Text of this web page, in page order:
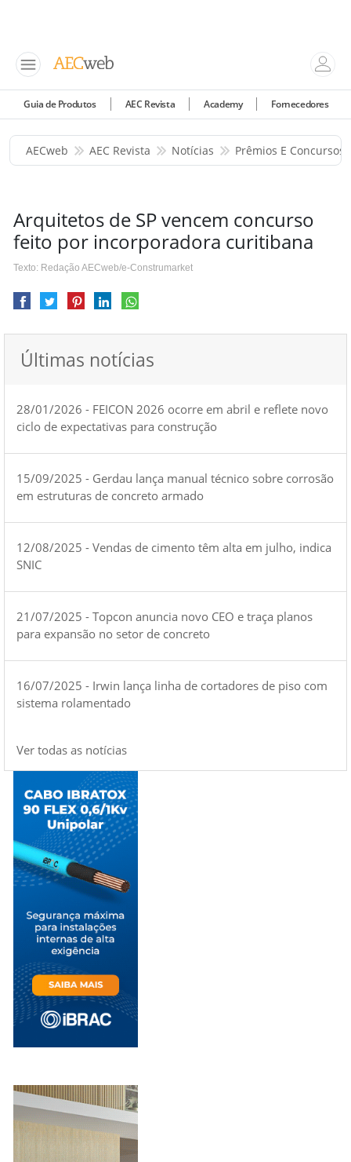
Guia de Produtos AEC Revista Academy Fornecedores
AECweb AEC Revista Notícias Prêmios E Concursos
Arquitetos de SP vencem concurso
feito por incorporadora curitibana
Texto: Redação AECweb/e-Construmarket
Últimas notícias
28/01/2026 - FEICON 2026 ocorre em abril e reflete novo
ciclo de expectativas para construção
15/09/2025 - Gerdau lança manual técnico sobre corrosão
em estruturas de concreto armado
12/08/2025 - Vendas de cimento têm alta em julho, indica
SNIC
21/07/2025 - Topcon anuncia novo CEO e traça planos
para expansão no setor de concreto
16/07/2025 - Irwin lança linha de cortadores de piso com
sistema rolamentado
Ver todas as notícias